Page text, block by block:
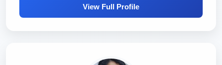
View Full Profile